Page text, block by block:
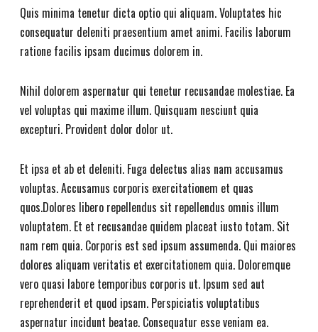
Quis minima tenetur dicta optio qui aliquam. Voluptates hic
consequatur deleniti praesentium amet animi. Facilis laborum
ratione facilis ipsam ducimus dolorem in.
Nihil dolorem aspernatur qui tenetur recusandae molestiae. Ea
vel voluptas qui maxime illum. Quisquam nesciunt quia
excepturi. Provident dolor dolor ut.
Et ipsa et ab et deleniti. Fuga delectus alias nam accusamus
voluptas. Accusamus corporis exercitationem et quas
quos.Dolores libero repellendus sit repellendus omnis illum
voluptatem. Et et recusandae quidem placeat iusto totam. Sit
nam rem quia. Corporis est sed ipsum assumenda. Qui maiores
dolores aliquam veritatis et exercitationem quia. Doloremque
vero quasi labore temporibus corporis ut. Ipsum sed aut
reprehenderit et quod ipsam. Perspiciatis voluptatibus
aspernatur incidunt beatae. Consequatur esse veniam ea.